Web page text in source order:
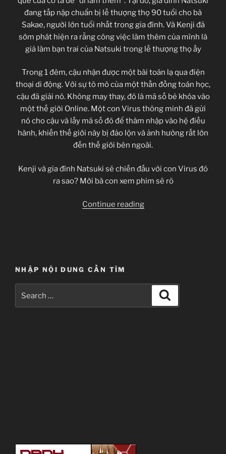
đang tấp nập chuẩn bị lễ thượng thọ 90 tuổi cho bà
Sakae, người lớn tuổi nhất trong gia đình. Và Kenji đã
sớm phát hiện ra rằng công việc làm thêm của mình là
giả làm bạn trai của Natsuki trong lễ thượng thọ ấy
Trong 1 đêm, cậu nhận được một bài toán lạ qua điện
thoại di động. Với sự tò mò của một thần đồng toán học,
cậu đã giải nó. Không may thay, đó là mã số bẻ khóa vào
một thế giới Online. Một con Virus thông minh đã gửi
nó cho cậu và lấy mã số đó để thâm nhập vào hệ điều
hành, khiến thế giới này bị đảo lộn và ảnh hưởng rất lớn
đến thế giới bên ngoài.
Kenji và gia đình Natsuki sẽ chiến đấu với con Virus đó
ra sao? Mời bà con xem phim sẽ rõ
Continue reading“[Clip-
NHẬP NỘI DUNG CẦN TÌM
for: